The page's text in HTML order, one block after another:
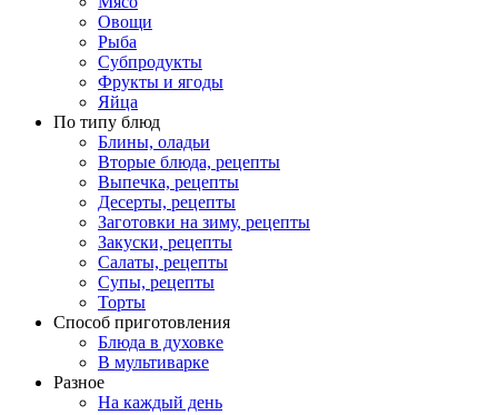
Овощи
Рыба
Субпродукты
Фрукты и ягоды
Яйца
По типу блюд
Блины, оладьи
Вторые блюда, рецепты
Выпечка, рецепты
Десерты, рецепты
Заготовки на зиму, рецепты
Закуски, рецепты
Салаты, рецепты
Супы, рецепты
Торты
Способ приготовления
Блюда в духовке
В мультиварке
Разное
На каждый день